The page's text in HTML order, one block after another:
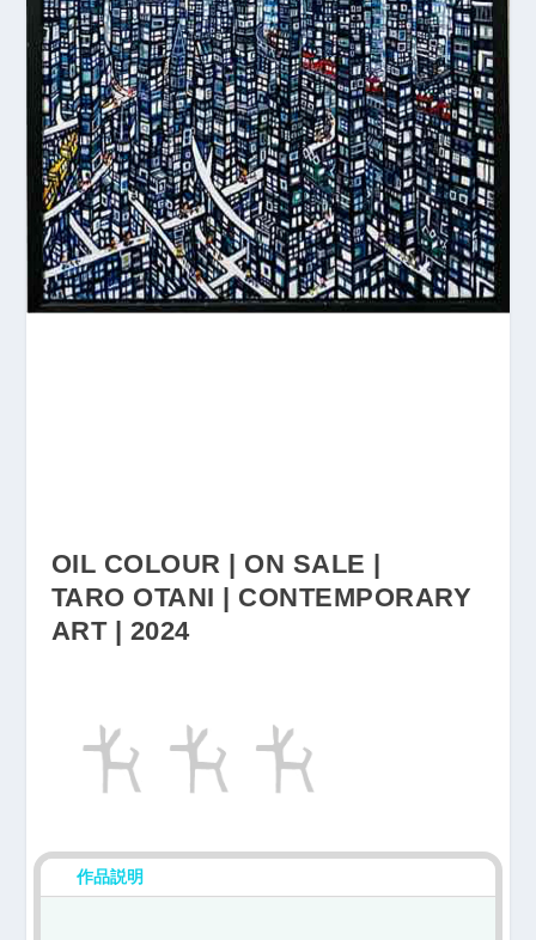
OIL COLOUR | ON SALE |
TARO OTANI | CONTEMPORARY
ART | 2024
作品説明